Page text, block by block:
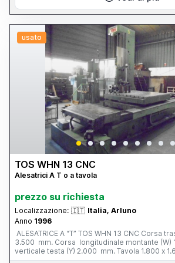
usato
TOS WHN 13 CNC
Alesatrici A T o a tavola
prezzo su richiesta
Localizzazione: 🇮🇹 Italia, Arluno
Anno 1996
ALESATRICE A “T” TOS WHN 13 CNC Corsa
3.500 mm. Corsa longitudinale montante (W)
verticale testa (Y) 2.000 mm. Tavola 1.800 x
tavola 12 tonn. Corsa mandrino (Z) 800 mm.